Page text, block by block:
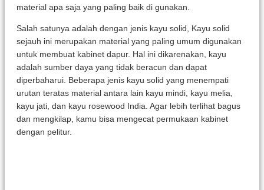
material apa saja yang paling baik di gunakan.
Salah satunya adalah dengan jenis kayu solid, Kayu solid
sejauh ini merupakan material yang paling umum digunakan
untuk membuat kabinet dapur. Hal ini dikarenakan, kayu
adalah sumber daya yang tidak beracun dan dapat
diperbaharui. Beberapa jenis kayu solid yang menempati
urutan teratas material antara lain kayu mindi, kayu melia,
kayu jati, dan kayu rosewood India. Agar lebih terlihat bagus
dan mengkilap, kamu bisa mengecat permukaan kabinet
dengan pelitur.